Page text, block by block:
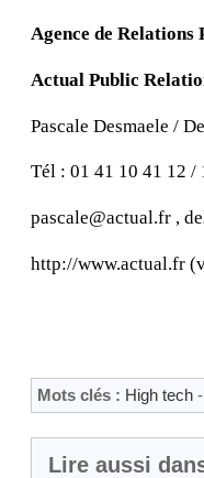
Agence de Relations
Actual Public
Pascale Desmaele /
Tél : 01 41 10 41 12 /
pascale@actual.fr ,
http://www.actual.fr
Mots clés : High tech -
Lire aussi